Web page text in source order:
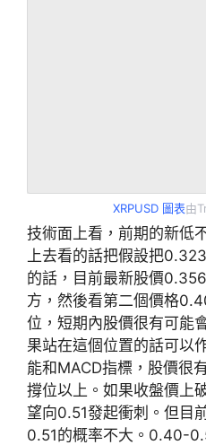
XRPUSD 圖表由
技術面上看，前期的新低
上去看的話把假設把
的話，目前最新股價
方，然後看第二個價格
位，短期內股價很有可能
果站在這個位置的話可以
能和MACD指標，股價很
撐位以上。如果收盤價上
望向0.51發起衝刺。但目
0.51的概率不大。0.40-